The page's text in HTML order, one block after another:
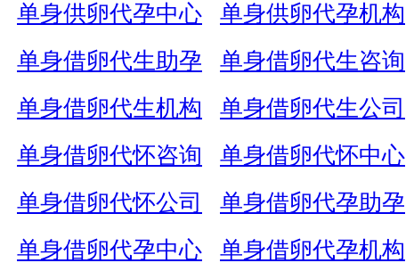
单身供卵代孕中心
单身供卵代孕机构
单身借卵代生助孕
单身借卵代生咨询
单身借卵代生机构
单身借卵代生公司
单身借卵代怀咨询
单身借卵代怀中心
单身借卵代怀公司
单身借卵代孕助孕
单身借卵代孕中心
单身借卵代孕机构